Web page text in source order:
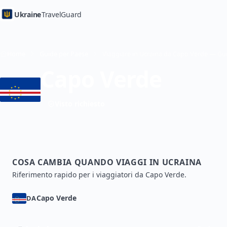
UkraineTravelGuard
COSA CAMBIA QUANDO VIAGGI IN UCRAINA
Riferimento rapido per i viaggiatori da Capo Verde.
DACapo Verde